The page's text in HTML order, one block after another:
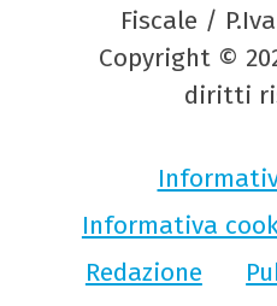
Fiscale /
Copyright ©
diritti
Informativa
Redazione